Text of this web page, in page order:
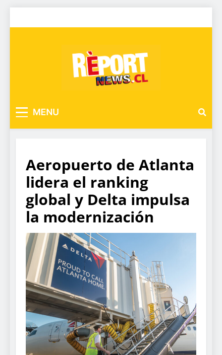
MENU
Aeropuerto de Atlanta
lidera el ranking
global y Delta impulsa
la modernización